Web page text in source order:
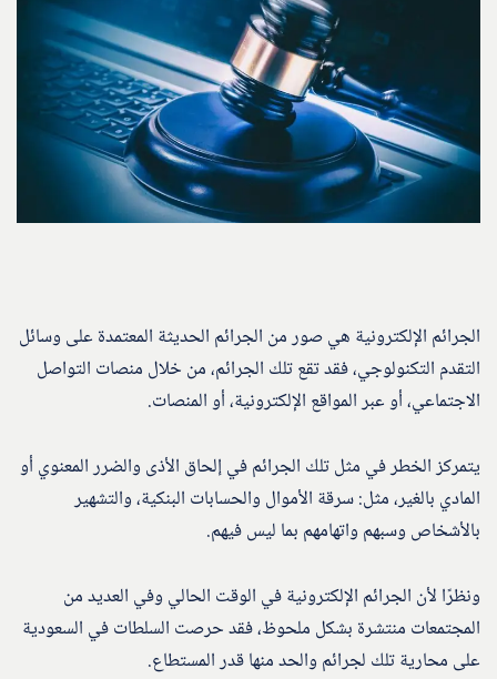
الجرائم الإلكترونية هي صور من الجرائم الحديثة المعتمدة على وسائل
التقدم التكنولوجي، فقد تقع تلك الجرائم، من خلال منصات التواصل
الاجتماعي، أو عبر المواقع الإلكترونية، أو المنصات.
يتمركز الخطر في مثل تلك الجرائم في إلحاق الأذى والضرر المعنوي أو
المادي بالغير، مثل: سرقة الأموال والحسابات البنكية، والتشهير
بالأشخاص وسبهم واتهامهم بما ليس فيهم.
ونظرًا لأن الجرائم الإلكترونية في الوقت الحالي وفي العديد من
المجتمعات منتشرة بشكل ملحوظ، فقد حرصت السلطات في السعودية
على محارية تلك لجرائم والحد منها قدر المستطاع.